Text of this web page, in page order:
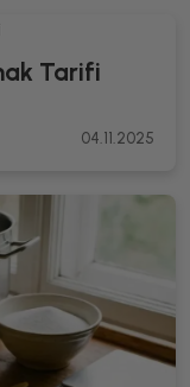
Tarifi
04.11.2025